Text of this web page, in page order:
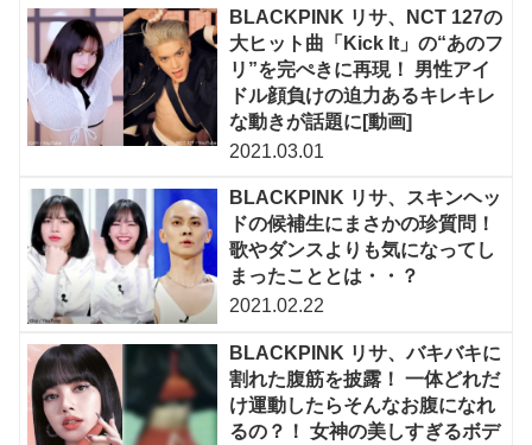
BLACKPINK リサ、NCT 127の
大ヒット曲「Kick It」の“あのフ
リ”を完ぺきに再現！ 男性アイ
ドル顔負けの迫力あるキレキレ
な動きが話題に[動画]
2021.03.01
BLACKPINK リサ、スキンヘッ
ドの候補生にまさかの珍質問！
歌やダンスよりも気になってし
まったこととは・・？
2021.02.22
BLACKPINK リサ、バキバキに
割れた腹筋を披露！ 一体どれだ
け運動したらそんなお腹になれ
るの？！ 女神の美しすぎるボデ